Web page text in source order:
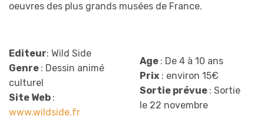
oeuvres des plus grands musées de France.
Editeur: Wild Side
Genre : Dessin animé
culturel
Site Web :
www.wildside.fr
Age : De 4 à 10 ans
Prix: environ 15€
Sortie prévue : Sortie
le 22 novembre